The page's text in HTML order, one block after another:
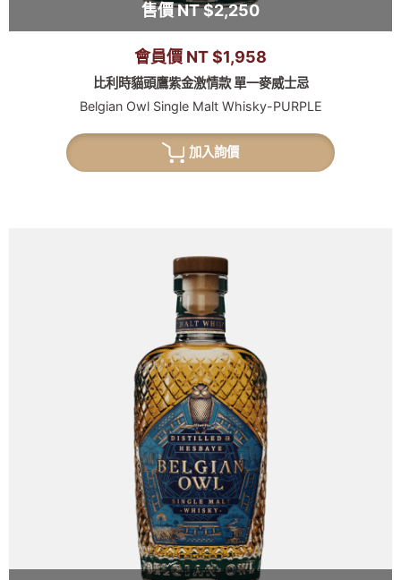
售價 NT $2,250
會員價 NT $1,958
比利時貓頭鷹紫金激情款 單一麥威士忌
Belgian Owl Single Malt Whisky-PURPLE
加入詢價